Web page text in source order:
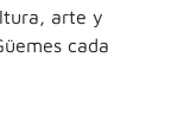
arte y
cada